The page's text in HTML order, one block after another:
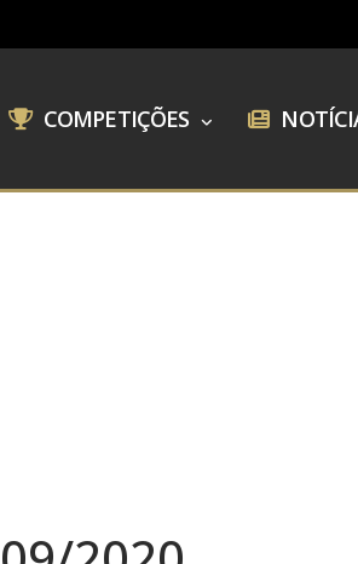
COMPETIÇÕES